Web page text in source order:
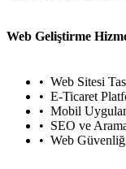
Web Geliştirme
Web Sitesi
E-Ticaret
Mobil
SEO ve
Web